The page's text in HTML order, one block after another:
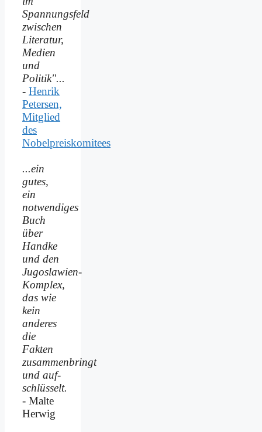
Spannungsfeld
zwischen
Literatur,
Medien
und
Politik"...
- Henrik
Petersen,
Mitglied
des
Nobelpreiskomitees
...ein
gutes,
ein
notwendiges
Buch
über
Handke
und den
Jugoslawien-
Komplex,
das wie
kein
anderes
die
Fakten
zusammenbringt
und auf­
schlüsselt.
- Malte
Herwig